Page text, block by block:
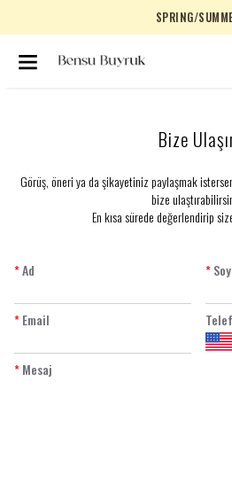
SPRING/
Bize
​Görüş, öneri ya da şikayetiniz paylaşmak
bize
En kısa sürede değerlendirip
*Ad *
*Email
*Mesaj